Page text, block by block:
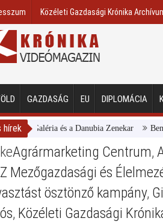
Közéleti Gazdasági Krónika
GAZDASÁG EU DIPLOMÁCIA
hírekGaléria és a Danubia Zenekar
Agrármarketing Centrum,
Mezőgazdasági és
ösztönző kampány,
, Közéleti Gazdasági